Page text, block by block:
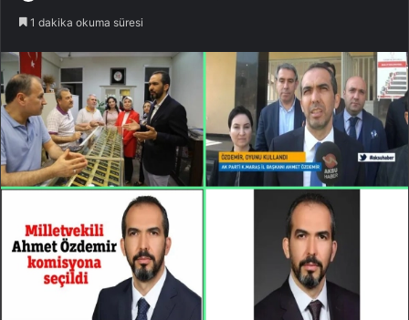
1 dakika okuma süresi